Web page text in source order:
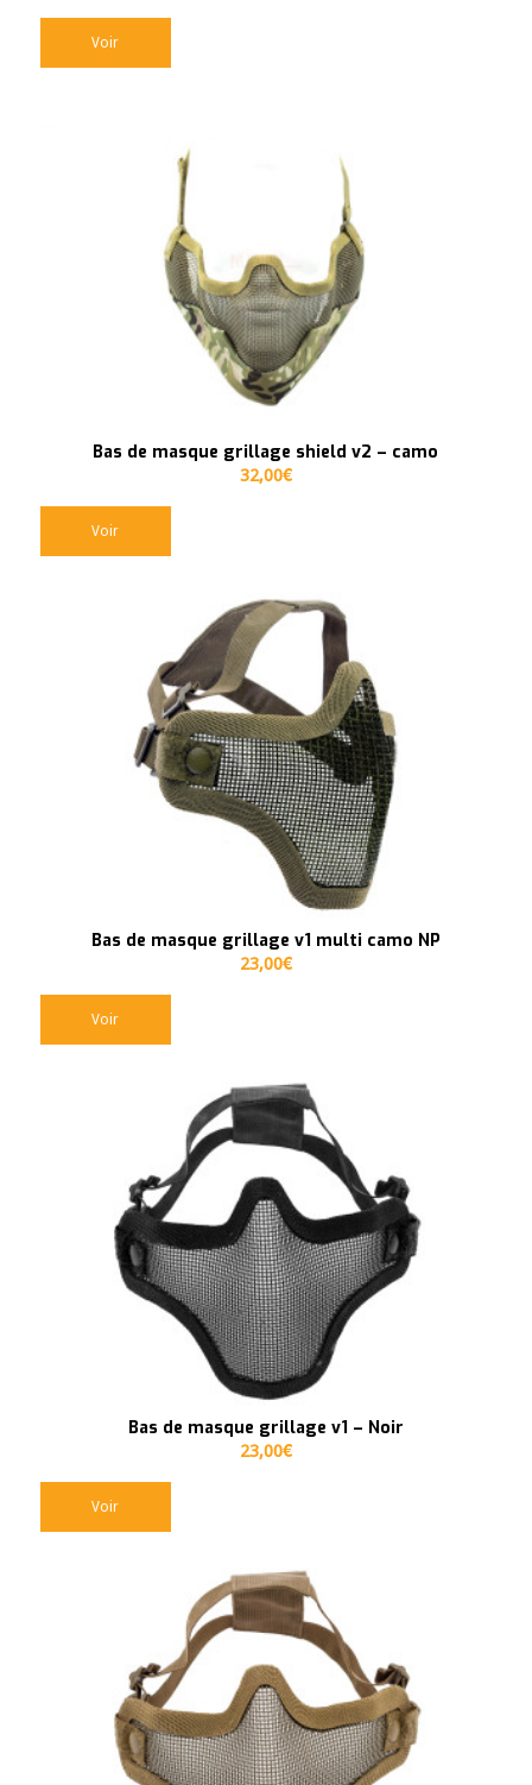
Voir
Bas de masque grillage shield v2 – camo
32,00€
Voir
Bas de masque grillage v1 multi camo NP
23,00€
Voir
Bas de masque grillage v1 – Noir
23,00€
Voir